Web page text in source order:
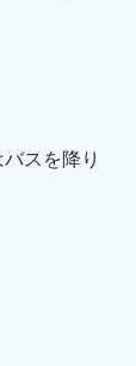
スを降り